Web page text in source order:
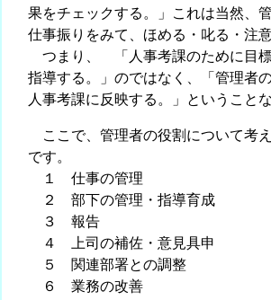
果をチェックする。」これは当然、
仕事振りをみて、ほめる・叱る・注
つまり、 「人事考課のために目標
指導する。」のではなく、「管理者
人事考課に反映する。」ということ
ここで、管理者の役割について考
です。
１ 仕事の管理
２ 部下の管理・指導育成
３ 報告
４ 上司の補佐・意見具申
５ 関連部署との調整
６ 業務の改善